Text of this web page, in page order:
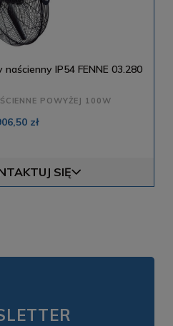
IP54 FENNE 03.280
POWYŻEJ 100W
zł
SIĘ